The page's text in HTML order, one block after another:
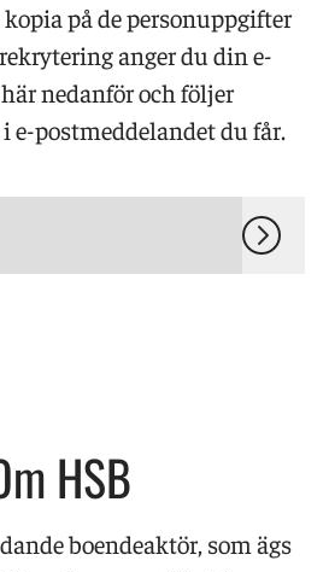
på de personuppgifter
anger du din e-
nedanför och följer
postmeddelandet du får.
HSB
boendeaktör, som ägs